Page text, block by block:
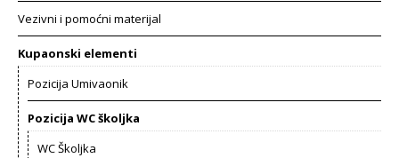
Vezivni i pomoćni materijal
Kupaonski elementi
Pozicija Umivaonik
Pozicija WC školjka
WC Školjka